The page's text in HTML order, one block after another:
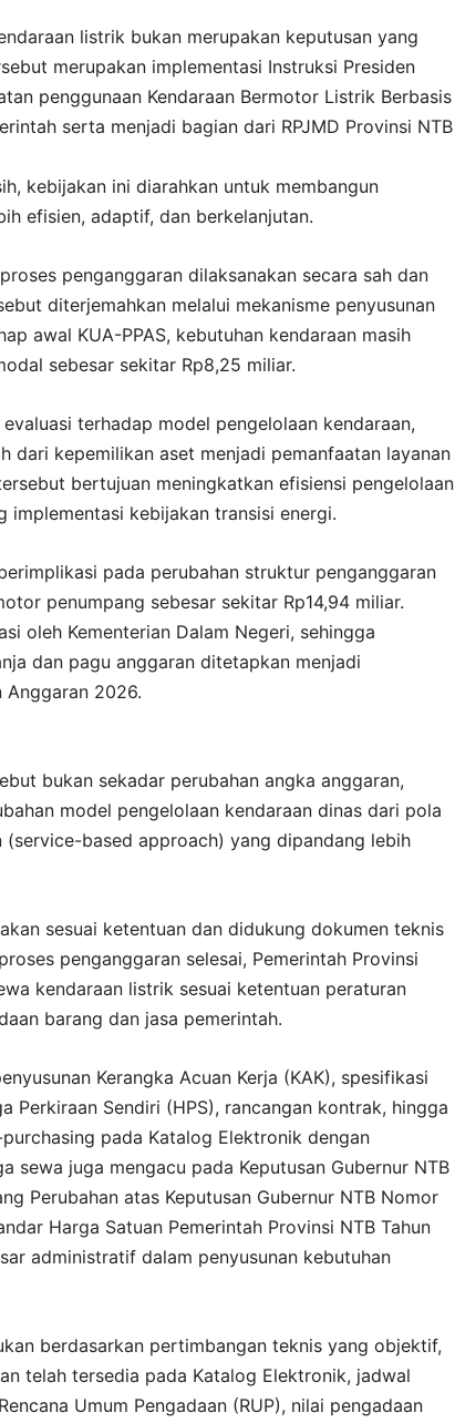
listrik bukan merupakan keputusan yang
merupakan implementasi Instruksi Presiden
penggunaan Kendaraan Bermotor Listrik Berbasis
serta menjadi bagian dari RPJMD Provinsi NTB
kebijakan ini diarahkan untuk membangun
efisien, adaptif, dan berkelanjutan.
penganggaran dilaksanakan secara sah dan
diterjemahkan melalui mekanisme penyusunan
awal KUA-PPAS, kebutuhan kendaraan masih
sebesar sekitar Rp8,25 miliar.
terhadap model pengelolaan kendaraan,
dari kepemilikan aset menjadi pemanfaatan layanan
bertujuan meningkatkan efisiensi pengelolaan
implementasi kebijakan transisi energi.
pada perubahan struktur penganggaran
penumpang sebesar sekitar Rp14,94 miliar.
oleh Kementerian Dalam Negeri, sehingga
dan pagu anggaran ditetapkan menjadi
Anggaran 2026.
bukan sekadar perubahan angka anggaran,
model pengelolaan kendaraan dinas dari pola
based approach) yang dipandang lebih
sesuai ketentuan dan didukung dokumen teknis
penganggaran selesai, Pemerintah Provinsi
kendaraan listrik sesuai ketentuan peraturan
barang dan jasa pemerintah.
Kerangka Acuan Kerja (KAK), spesifikasi
Perkiraan Sendiri (HPS), rancangan kontrak, hingga
pada Katalog Elektronik dengan
sewa juga mengacu pada Keputusan Gubernur NTB
Perubahan atas Keputusan Gubernur NTB Nomor
Harga Satuan Pemerintah Provinsi NTB Tahun
administratif dalam penyusunan kebutuhan
berdasarkan pertimbangan teknis yang objektif,
telah tersedia pada Katalog Elektronik, jadwal
Umum Pengadaan (RUP), nilai pengadaan